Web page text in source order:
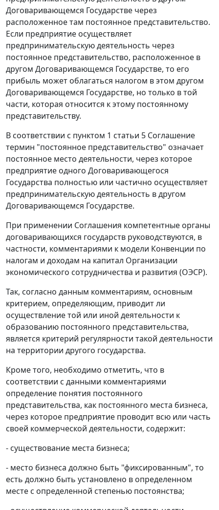
Договаривающемся Государстве через
расположенное там постоянное представительство.
Если предприятие осуществляет
предпринимательскую деятельность через
постоянное представительство, расположенное в
другом Договаривающемся Государстве, то его
прибыль может облагаться налогом в этом другом
Договаривающемся Государстве, но только в той
части, которая относится к этому постоянному
представительству.
В соответствии с пунктом 1 статьи 5 Соглашение
термин "постоянное представительство" означает
постоянное место деятельности, через которое
предприятие одного Договаривающегося
Государства полностью или частично осуществляет
предпринимательскую деятельность в другом
Договаривающемся Государстве.
При применении Соглашения компетентные органы
договаривающихся государств руководствуются, в
частности, комментариями к модели Конвенции по
налогам и доходам на капитал Организации
экономического сотрудничества и развития (ОЭСР).
Так, согласно данным комментариям, основным
критерием, определяющим, приводит ли
осуществление той или иной деятельности к
образованию постоянного представительства,
является критерий регулярности такой деятельности
на территории другого государства.
Кроме того, необходимо отметить, что в
соответствии с данными комментариями
определение понятия постоянного
представительства, как постоянного места бизнеса,
через которое предприятие проводит всю или часть
своей коммерческой деятельности, содержит:
- существование места бизнеса;
- место бизнеса должно быть "фиксированным", то
есть должно быть установлено в определенном
месте с определенной степенью постоянства;